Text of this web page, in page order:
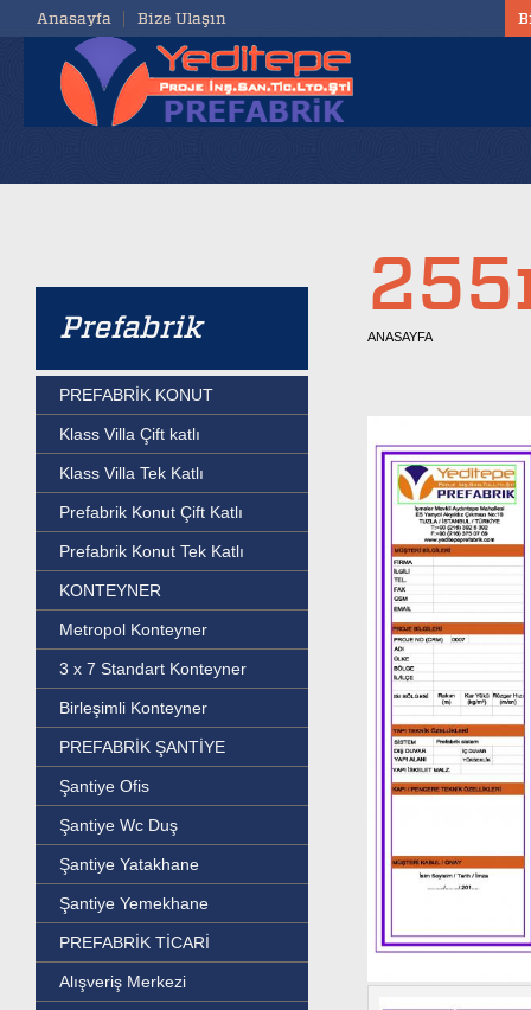
Anasayfa Bize Ulaşın
Prefabrik
PREFABRİK KONUT
Klass Villa Çift katlı
Klass Villa Tek Katlı
Prefabrik Konut Çift Katlı
Prefabrik Konut Tek Katlı
KONTEYNER
Metropol Konteyner
3 x 7 Standart Konteyner
Birleşimli Konteyner
PREFABRİK ŞANTİYE
Şantiye Ofis
Şantiye Wc Duş
Şantiye Yatakhane
Şantiye Yemekhane
PREFABRİK TİCARİ
Alışveriş Merkezi
ANASAYFA